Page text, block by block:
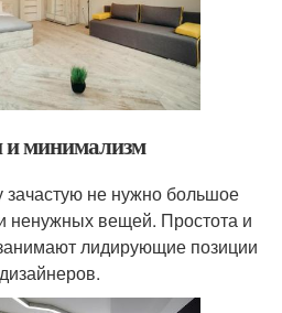
и минимализм
не нужно большое
ненужных вещей. Простота и
лидирующие позиции